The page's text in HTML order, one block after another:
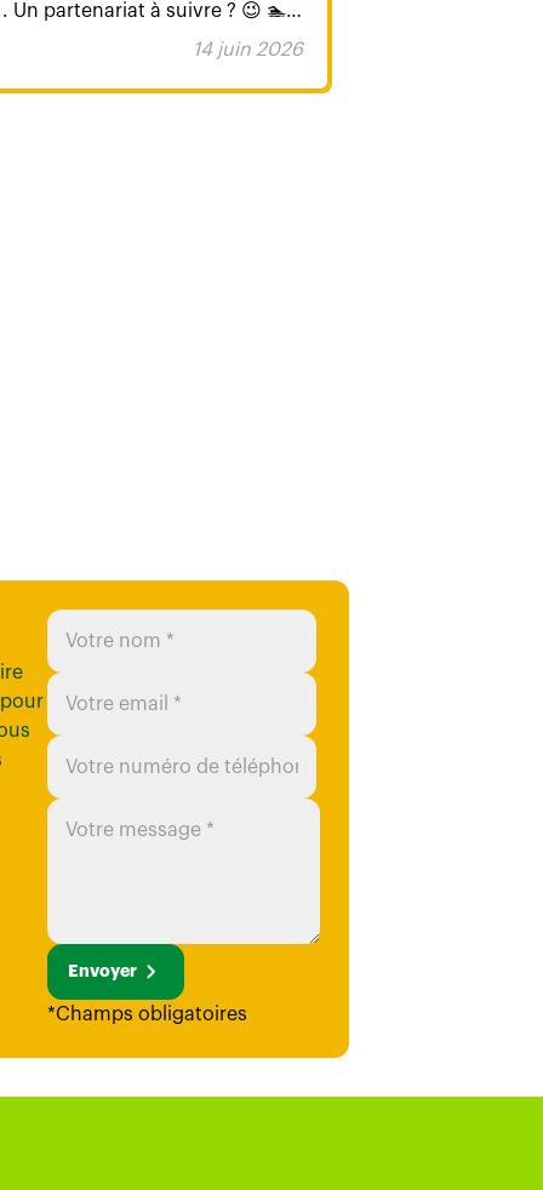
14 juin 2026
partenariat à suivre ? 😉 🏊
Envoyer
*Champs obligatoires